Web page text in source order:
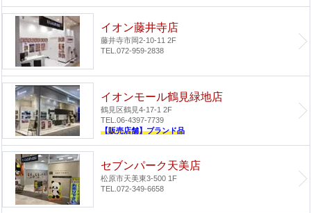
イオン藤井寺店
藤井寺市岡2-10-11 2F
TEL.072-959-2838
イオンモール鶴見緑地店
鶴見区鶴見4-17-1 2F
TEL.06-4397-7739
【販売店舗】ブランド品
セブンパーク天美店
松原市天美東3-500 1F
TEL.072-349-6658